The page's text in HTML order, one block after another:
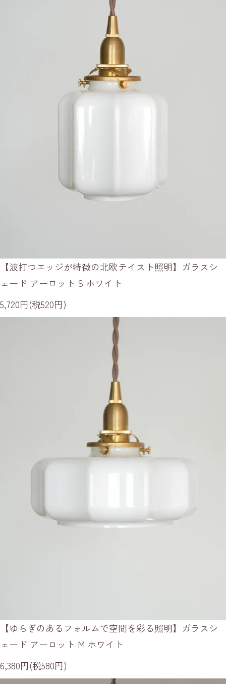
【波打つエッジが特徴の北欧テイスト照明】ガラスシ
ェード アーロット S ホワイト
5,720円(税520円)
【ゆらぎのあるフォルムで空間を彩る照明】ガラスシ
ェード アーロット M ホワイト
6,380円(税580円)